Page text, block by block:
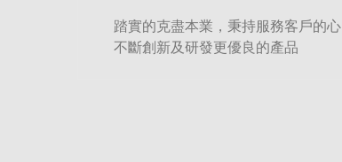
踏實的克盡本業，秉持服務客戶的心
不斷創新及研發更優良的產品